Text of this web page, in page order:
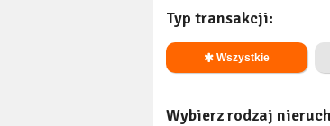
Typ transakcji:
Wszystkie
Wybierz rodzaj